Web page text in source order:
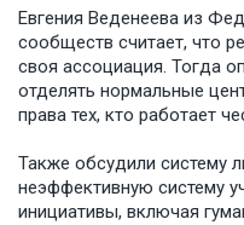
Евгения Веденеева из
сообществ считает, что
своя ассоциация. Тогда
отделять нормальные
права тех, кто работает
Также обсудили систему
неэффективную систему
инициативы, включая